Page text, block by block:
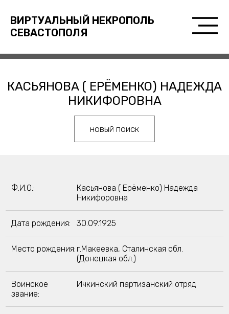
ВИРТУАЛЬНЫЙ НЕКРОПОЛЬ
СЕВАСТОПОЛЯ
КАСЬЯНОВА ( ЕРЁМЕНКО) НАДЕЖДА
НИКИФОРОВНА
новый поиск
Ф.И.О.:
Касьянова ( Ерёменко) Надежда
Никифоровна
Дата рождения: 30.09.1925
Место рождения: г.Макеевка, Сталинская обл.
(Донецкая обл.)
Воинское
звание:
Ичкинский партизанский отряд